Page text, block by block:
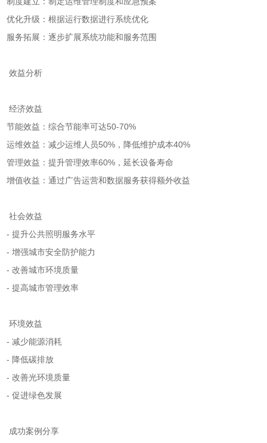
优化升级：根据运行数据进行系统优化
服务拓展：逐步扩展系统功能和服务范围
效益分析
经济效益
节能效益：综合节能率可达50-70%
运维效益：减少运维人员50%，降低维护成本40%
管理效益：提升管理效率60%，延长设备寿命
增值收益：通过广告运营和数据服务获得额外收益
社会效益
- 提升公共照明服务水平
- 增强城市安全防护能力
- 改善城市环境质量
- 提高城市管理效率
环境效益
- 减少能源消耗
- 降低碳排放
- 改善光环境质量
- 促进绿色发展
成功案例分享